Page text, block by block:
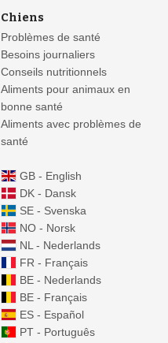
Chiens
Problèmes de santé
Besoins journaliers
Conseils nutritionnels
Aliments pour animaux en
bonne santé
Aliments avec problèmes de
santé
GB - English
DK - Dansk
SE - Svenska
NO - Norsk
NL - Nederlands
FR - Français
BE - Nederlands
BE - Français
ES - Español
PT - Português